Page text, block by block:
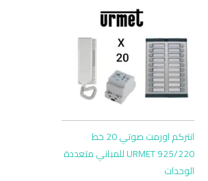
انتركم اورمت صوتي 20 خط
URMET 925/220 للمباني متعددة
الوحدات